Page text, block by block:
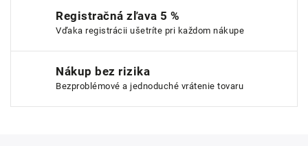
Registračná zľava 5 %
Vďaka registrácii ušetríte pri každom nákupe
Nákup bez rizika
Bezproblémové a jednoduché vrátenie tovaru